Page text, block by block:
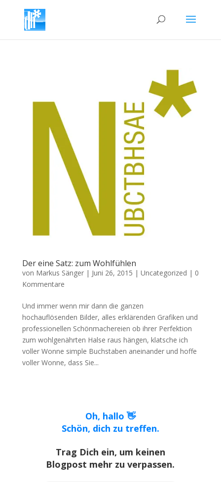
Der eine Satz: zum Wohlfühlen
von Markus Sänger| Juni 26, 2015 | Uncategorized | 0
Kommentare
Und immer wenn mir dann die ganzen
hochauflösenden Bilder, alles erklärenden Grafiken und
professionellen Schönmachereien ob ihrer Perfektion
zum wohlgenährten Halse raus hängen, klatsche ich
voller Wonne simple Buchstaben aneinander und hoffe
voller Wonne, dass Sie...
Oh, hallo 👋
Schön, dich zu treffen.
Trag Dich ein, um keinen
Blogpost mehr zu verpassen.